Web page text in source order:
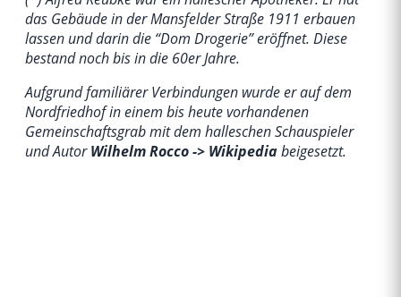
das Gebäude in der Mansfelder Straße 1911 erbauen
lassen und darin die “Dom Drogerie” eröffnet. Diese
bestand noch bis in die 60er Jahre.
Aufgrund familiärer Verbindungen wurde er auf dem
Nordfriedhof in einem bis heute vorhandenen
Gemeinschaftsgrab mit dem halleschen Schauspieler
und AutorWilhelm Rocco -> Wikipediabeigesetzt.